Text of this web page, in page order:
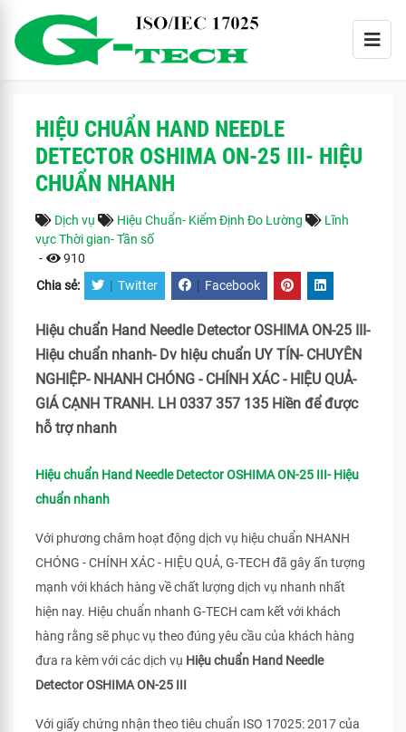
HIỆU CHUẨN HAND NEEDLE
DETECTOR OSHIMA ON-25 III- HIỆU
CHUẨN NHANH
Dịch vụ Hiệu Chuẩn- Kiểm Định Đo Lường
Lĩnh
vực Thời gian- Tần số
-
910
Chia sẻ: | Twitter | Facebook
Hiệu chuẩn Hand Needle Detector OSHIMA ON-25 III-
Hiệu chuẩn nhanh- Dv hiệu chuẩn UY TÍN- CHUYÊN
NGHIỆP- NHANH CHÓNG - CHÍNH XÁC - HIỆU QUẢ-
GIÁ CẠNH TRANH. LH 0337 357 135 Hiền để được
hỗ trợ nhanh
Hiệu chuẩn Hand Needle Detector OSHIMA ON-25 III- Hiệu
chuẩn nhanh
Với phương châm hoạt động dịch vụ hiệu chuẩn NHANH
CHÓNG - CHÍNH XÁC - HIỆU QUẢ, G-TECH đã gây ấn tượng
mạnh với khách hàng về chất lượng dịch vụ nhanh nhất
hiện nay. Hiệu chuẩn nhanh G-TECH cam kết với khách
hàng rằng sẽ phục vụ theo đúng yêu cầu của khách hàng
đưa ra kèm với các dịch vụ Hiệu chuẩn Hand Needle
Detector OSHIMA ON-25 III
Với giấy chứng nhận theo tiêu chuẩn ISO 17025: 2017 của